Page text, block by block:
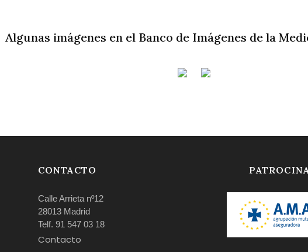
Algunas imágenes en el Banco de Imágenes de la
CONTACTO
Calle Arrieta nº12
28013 Madrid
Telf. 91 547 03 18
Contacto